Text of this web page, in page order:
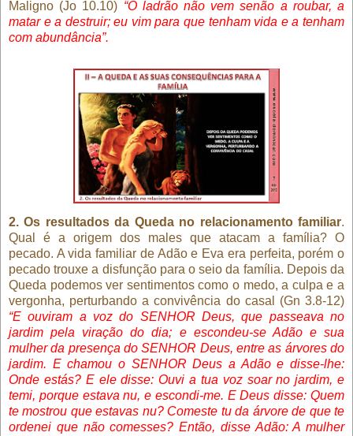
Maligno (Jo 10.10) “O ladrão não vem senão a roubar, a
matar e a destruir; eu vim para que tenham vida e a tenham
com abundância”.
2. Os resultados da Queda no relacionamento familiar.
Qual é a origem dos males que atacam a família? O
pecado. A vida familiar de Adão e Eva era perfeita, porém o
pecado trouxe a disfunção para o seio da família. Depois da
Queda podemos ver sentimentos como o medo, a culpa e a
vergonha, perturbando a convivência do casal (Gn 3.8-12)
“E ouviram a voz do SENHOR Deus, que passeava no
jardim pela viração do dia; e escondeu-se Adão e sua
mulher da presença do SENHOR Deus, entre as árvores do
jardim. E chamou o SENHOR Deus a Adão e disse-lhe:
Onde estás? E ele disse: Ouvi a tua voz soar no jardim, e
temi, porque estava nu, e escondi-me. E Deus disse: Quem
te mostrou que estavas nu? Comeste tu da árvore de que te
ordenei que não comesses? Então, disse Adão: A mulher